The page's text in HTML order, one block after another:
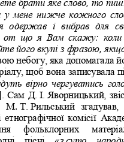
у мене нижче кожного
одержав  і  вибрав  для
от  що  я  Вам  скажу:
його вкупі з фразою,
небогу, яка допомагала
щоб вона записувала
вірно чергуватись
Сам Д. І. Яворницький,
М. Т. Рильський
комісії
фольклорних
пісні «з суто